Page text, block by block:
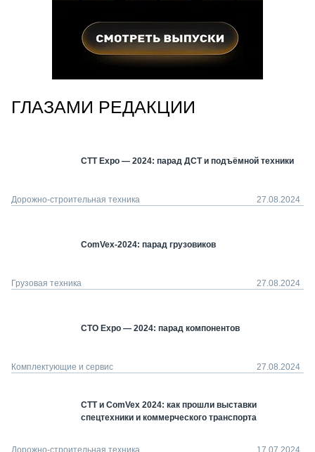
ГЛАЗАМИ РЕДАКЦИИ
СТТ Expo — 2024: парад ДСТ и подъёмной техники
Дорожно-строительная техника 27.08.2024
ComVex-2024: парад грузовиков
Грузовая техника 27.08.2024
СТО Expo — 2024: парад компонентов
Комплектующие и сервис 27.08.2024
СТТ и ComVex 2024: как прошли выставки
спецтехники и коммерческого транспорта